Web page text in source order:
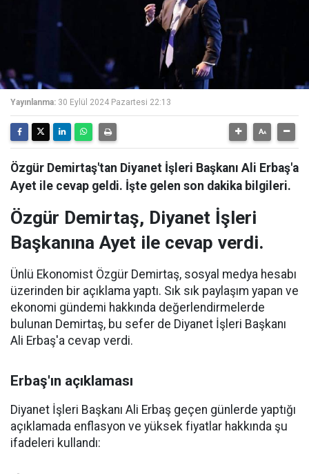
Yayınlanma: 30 Eylül 2024 Pazartesi 22:13
Özgür Demirtaş'tan Diyanet İşleri Başkanı Ali Erbaş'a
Ayet ile cevap geldi. İşte gelen son dakika bilgileri.
Özgür Demirtaş, Diyanet İşleri
Başkanına Ayet ile cevap verdi.
Ünlü Ekonomist Özgür Demirtaş, sosyal medya hesabı
üzerinden bir açıklama yaptı. Sık sık paylaşım yapan ve
ekonomi gündemi hakkında değerlendirmelerde
bulunan Demirtaş, bu sefer de Diyanet İşleri Başkanı
Ali Erbaş'a cevap verdi.
Erbaş'ın açıklaması
Diyanet İşleri Başkanı Ali Erbaş geçen günlerde yaptığı
açıklamada enflasyon ve yüksek fiyatlar hakkında şu
ifadeleri kullandı: